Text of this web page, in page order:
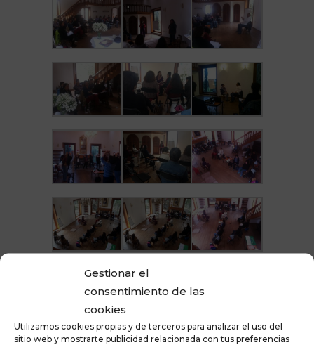
Gestionar el
consentimiento de las
cookies
Utilizamos cookies propias y de terceros para analizar el uso del
sitio web y mostrarte publicidad relacionada con tus preferencias